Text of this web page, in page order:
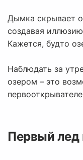
Дымка скрывает
создавая
Кажется, будто
Наблюдать за
озером – это
Первый лед